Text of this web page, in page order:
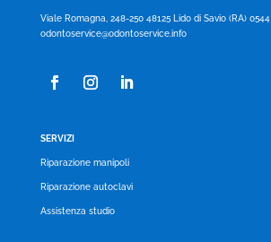
Viale Romagna, 248-250 48125 Lido di Savio (RA)
odontoservice@odontoservice.info
SERVIZI
Riparazione manipoli
Riparazione autoclavi
Assistenza studio